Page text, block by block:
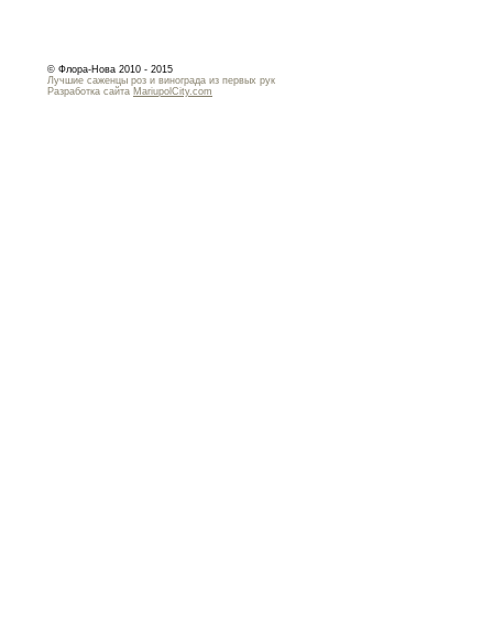
© Флора-Нова 2010 - 2015
Лучшие саженцы роз и винограда из первых рук
Разработка сайта MariupolCity.com